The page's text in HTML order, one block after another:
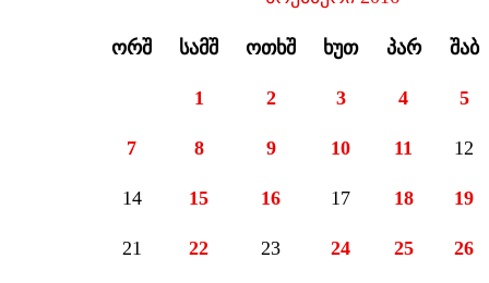
ᲝᲠᲨ ᲡᲐᲛᲨ ᲝᲗᲮᲨ ᲮᲣᲗ ᲞᲐᲠ ᲨᲐᲑ
1 2 3 4 5
7 8 9 10 11 12
14 15 16 17 18 19
21 22 23 24 25 26